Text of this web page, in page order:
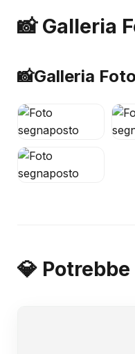
📸 Galleria
📸Galleria
💎